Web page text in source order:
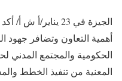
الجيزة في 23
أهمية التعاون وتضافر جهود
الحكومية والمجتمع المدني
المعنية من تنفيذ الخطط